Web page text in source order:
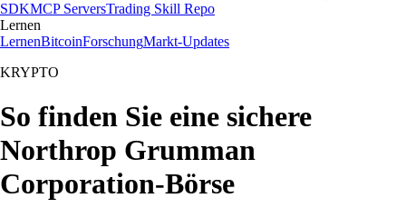
SDKMCP ServersTrading Skill Repo
Lernen
LernenBitcoinForschungMarkt-Updates
KRYPTO
So finden Sie eine sichere
Northrop Grumman
Corporation-Börse